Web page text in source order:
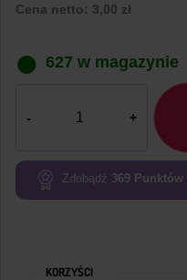
Cena netto: 3,00 zł
627 w magazynie
Ładowarka
pol
Zdobądź 369 Punktów
KORZYŚCI